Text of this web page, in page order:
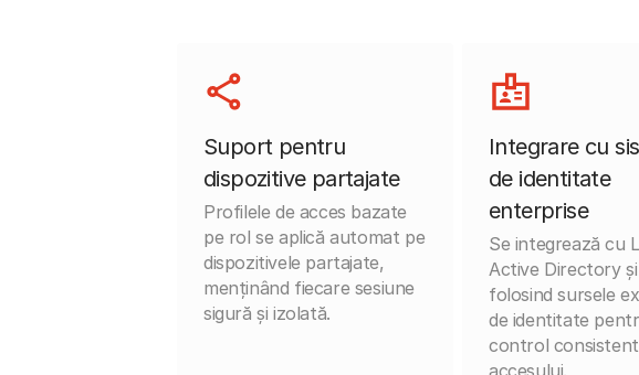
Suport pentru
dispozitive partajate
Profilele de acces bazate
pe rol se aplică automat pe
dispozitivele partajate,
menținând fiecare sesiune
sigură și izolată.
Integrare cu
de identitate
enterprise
Se integrează cu
Active Directory
folosind sursele
de identitate
control
accesului.